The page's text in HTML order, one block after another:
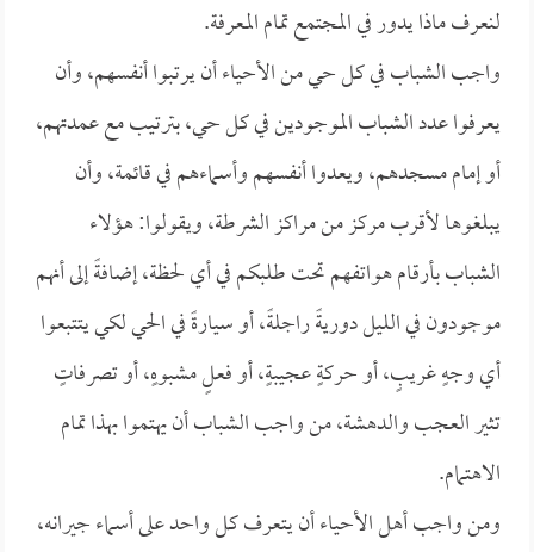
لنعرف ماذا يدور في المجتمع تمام المعرفة.
واجب الشباب في كل حي من الأحياء أن يرتبوا أنفسهم، وأن
يعرفوا عدد الشباب الموجودين في كل حي، بترتيب مع عمدتهم،
أو إمام مسجدهم، ويعدوا أنفسهم وأسماءهم في قائمة، وأن
يبلغوها لأقرب مركز من مراكز الشرطة، ويقولوا: هؤلاء
الشباب بأرقام هواتفهم تحت طلبكم في أي لحظة، إضافةً إلى أنهم
موجودون في الليل دوريةً راجلةً، أو سيارةً في الحي لكي يتتبعوا
أي وجهٍ غريبٍ، أو حركةٍ عجيبةٍ، أو فعلٍ مشبوهٍ، أو تصرفاتٍ
تثير العجب والدهشة، من واجب الشباب أن يهتموا بهذا تمام
الاهتمام.
ومن واجب أهل الأحياء أن يتعرف كل واحد على أسماء جيرانه،